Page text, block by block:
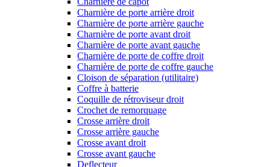
Charnière de porte arrière droit
Charnière de porte arrière gauche
Charnière de porte avant droit
Charnière de porte avant gauche
Charnière de porte de coffre droit
Charnière de porte de coffre gauche
Cloison de séparation (utilitaire)
Coffre à batterie
Coquille de rétroviseur droit
Crochet de remorquage
Crosse arrière droit
Crosse arrière gauche
Crosse avant droit
Crosse avant gauche
Deflecteur